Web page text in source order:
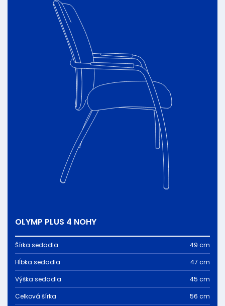
OLYMP PLUS 4 NOHY
Šírka sedadla
49 cm
Hĺbka sedadla
47 cm
Výška sedadla
45 cm
Celková šírka
56 cm